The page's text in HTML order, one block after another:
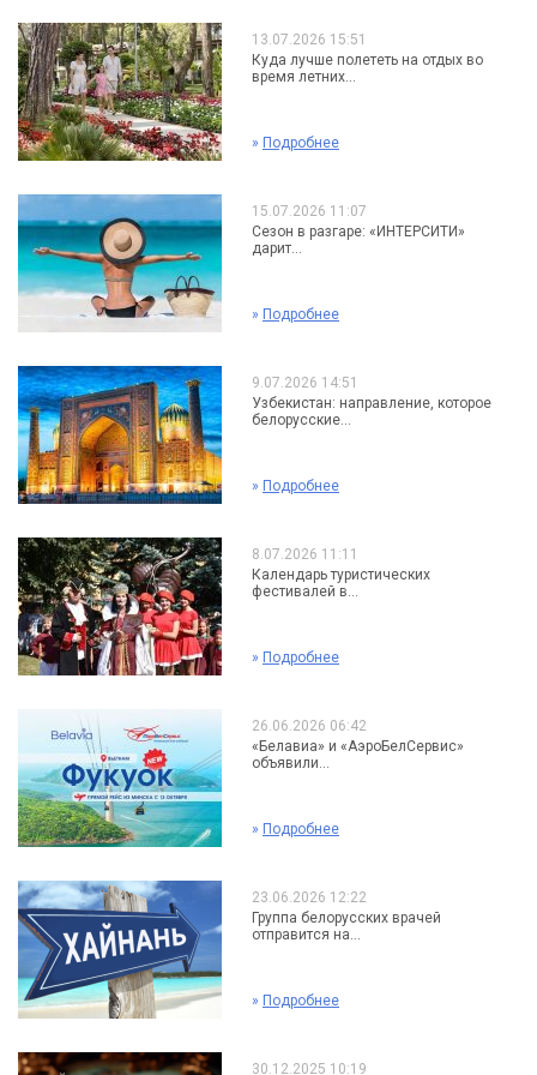
13.07.2026 15:51
Куда лучше полететь на отдых во
время летних...
» Подробнее
15.07.2026 11:07
Сезон в разгаре: «ИНТЕРСИТИ»
дарит...
» Подробнее
9.07.2026 14:51
Узбекистан: направление, которое
белорусские...
» Подробнее
8.07.2026 11:11
Календарь туристических
фестивалей в...
» Подробнее
26.06.2026 06:42
«Белавиа» и «АэроБелСервис»
объявили...
» Подробнее
23.06.2026 12:22
Группа белорусских врачей
отправится на...
» Подробнее
30.12.2025 10:19